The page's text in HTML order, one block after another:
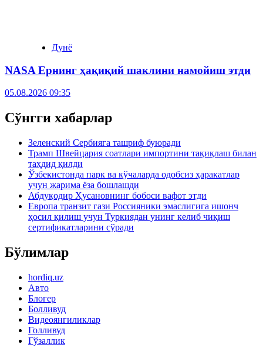
Дунё
NASA Ернинг ҳақиқий шаклини намойиш этди
05.08.2026 09:35
Сўнгги хабарлар
Зеленский Сербияга ташриф буюради
Трамп Швейцария соатлари импортини тақиқлаш билан
таҳдид қилди
Ўзбекистонда парк ва кўчаларда одобсиз ҳаракатлар
учун жарима ёза бошлашди
Абдуқодир Ҳусановнинг бобоси вафот этди
Европа транзит гази Россияники эмаслигига ишонч
ҳосил қилиш учун Туркиядан унинг келиб чиқиш
сертификатларини сўради
Бўлимлар
hordiq.uz
Авто
Блогер
Болливуд
Видеоянгиликлар
Голливуд
Гўзаллик